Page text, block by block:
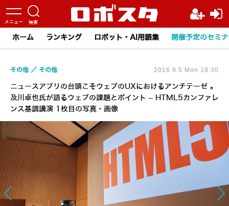
ホーム ランキング ロボット・AI用語集 開催予定のセミ
ニュースアプリの台頭こそウェブのUXにおけるアンチテーゼ 。
及川卓也氏が語るウェブの課題とポイント – HTML5カンファレ
ンス基調講演 1枚目の写真・画像
その他 その他 2016.9.5 Mon 18:30